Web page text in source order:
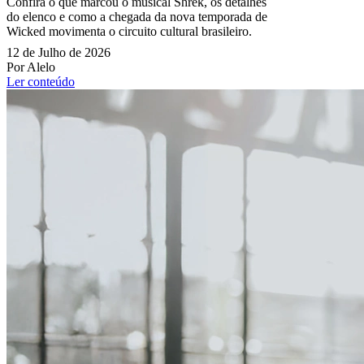
do elenco e como a chegada da nova temporada de
Wicked movimenta o circuito cultural brasileiro.
12 de Julho de 2026
Por Alelo
Ler conteúdo